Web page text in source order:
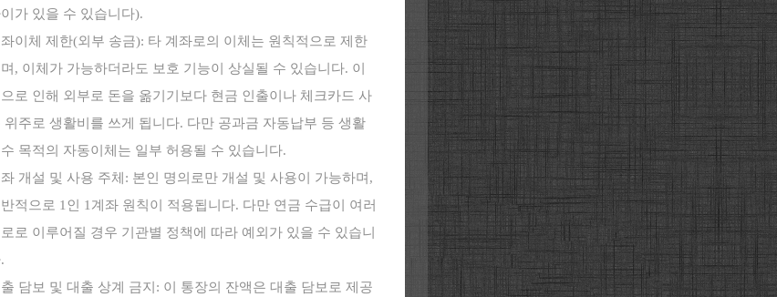
가 있을 수 있습니다).
이체 제한(외부 송금): 타 계좌로의 이체는 원칙적으로 제한
, 이체가 가능하더라도 보호 기능이 상실될 수 있습니다. 이
로 인해 외부로 돈을 옮기기보다 현금 인출이나 체크카드 사
위주로 생활비를 쓰게 됩니다. 다만 공과금 자동납부 등 생활
목적의 자동이체는 일부 허용될 수 있습니다.
개설 및 사용 주체: 본인 명의로만 개설 및 사용이 가능하며,
적으로 1인 1계좌 원칙이 적용됩니다. 다만 연금 수급이 여러
로 이루어질 경우 기관별 정책에 따라 예외가 있을 수 있습니
담보 및 대출 상계 금지: 이 통장의 잔액은 대출 담보로 제공